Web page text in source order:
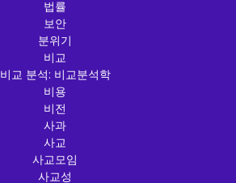
법률
보안
분위기
비교
비교 분석: 비교분석학
비용
비전
사과
사교
사교모임
사교성